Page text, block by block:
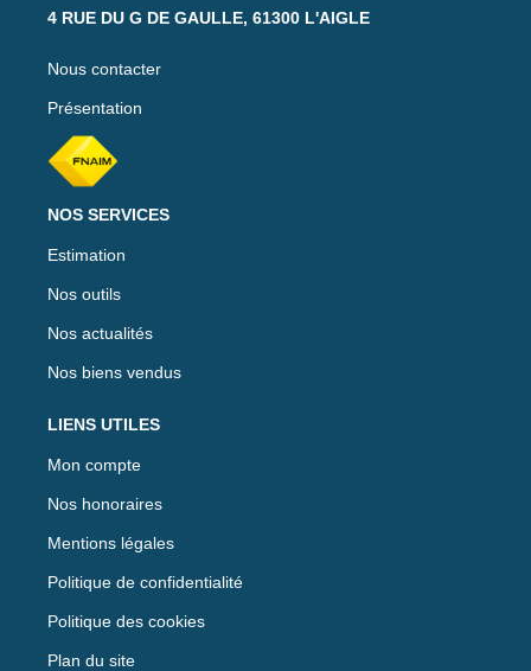
4 RUE DU G DE GAULLE, 61300 L'AIGLE
Nous contacter
Présentation
NOS SERVICES
Estimation
Nos outils
Nos actualités
Nos biens vendus
LIENS UTILES
Mon compte
Nos honoraires
Mentions légales
Politique de confidentialité
Politique des cookies
Plan du site